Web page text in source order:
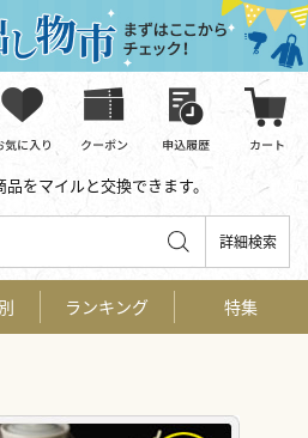
をマイルと交換できます。
詳細検索
ランキング 特集